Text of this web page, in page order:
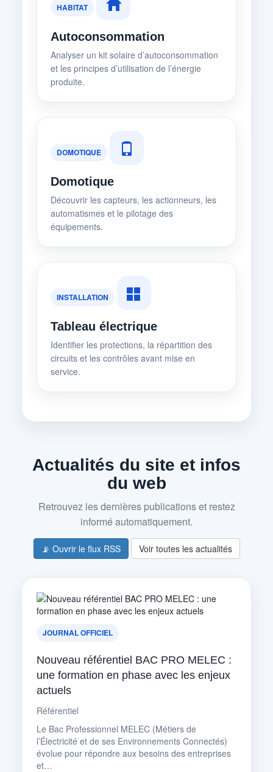
HABITAT
Autoconsommation
Analyser un kit solaire d’autoconsommation
et les principes d’utilisation de l’énergie
produite.
DOMOTIQUE
Domotique
Découvrir les capteurs, les actionneurs, les
automatismes et le pilotage des
équipements.
INSTALLATION
Tableau électrique
Identifier les protections, la répartition des
circuits et les contrôles avant mise en
service.
Actualités du site et infos
du web
Retrouvez les dernières publications et restez
informé automatiquement.
📡 Ouvrir le flux RSS Voir toutes les actualités
JOURNAL OFFICIEL
Nouveau référentiel BAC PRO MELEC :
une formation en phase avec les enjeux
actuels
Référentiel
Le Bac Professionnel MELEC (Métiers de
l’Électricité et de ses Environnements Connectés)
évolue pour répondre aux besoins des entreprises
et…